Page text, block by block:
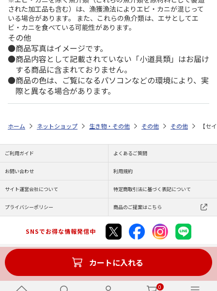
0
された加工品も含む）は、漁獲漁法によりエビ・カニが混じって
いる場合があります。 また、これらの魚介類は、エサとしてエ
ビ・カニを食べている可能性があります。
その他
商品写真はイメージです。
商品内容として記載されていない「小道具類」はお届け
する商品に含まれておりません。
商品の色は、ご覧になるパソコンなどの環境により、実
際と異なる場合があります。
カートに入れる
ホーム ネットショップ 生き物・その他 その他 その他 【セ
ご利用ガイド よくあるご質問
お問い合わせ 利用規約
サイト運営会社について 特定商取引法に基づく表記について
プライバシーポリシー 商品のご提案はこちら
SNSでお得な情報発信中